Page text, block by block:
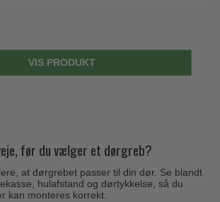
VIS PRODUKT
før du vælger et dørgreb?
at dørgrebet passer til din dør. Se blandt
hulafstand og dørtykkelse, så du
kan monteres korrekt.